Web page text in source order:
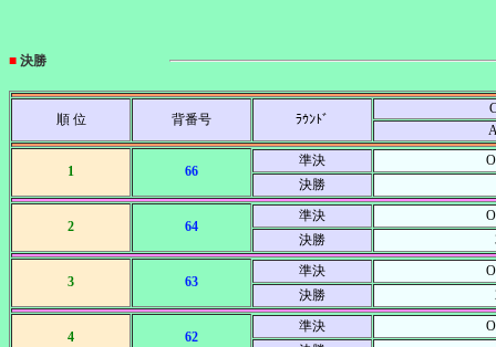
■ 決勝
順 位 背番号 ﾗｳﾝﾄﾞ
1 66
準決
決勝
2 64
準決
決勝
3 63
準決
決勝
4 62
準決